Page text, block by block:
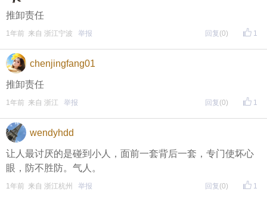
评论主题内容即可领取红包！
评论主题内容即可领取红包！
推卸责任
1
1年前 来自 浙江宁波 举报 回复 (0)
chenjingfang01
推卸责任
1
1年前 来自 浙江 举报 回复 (0)
wendyhdd
让人最讨厌的是碰到小人，面前一套背后一套，专门使坏心
眼，防不胜防。气人。
1
1年前 来自 浙江杭州 举报 回复 (0)